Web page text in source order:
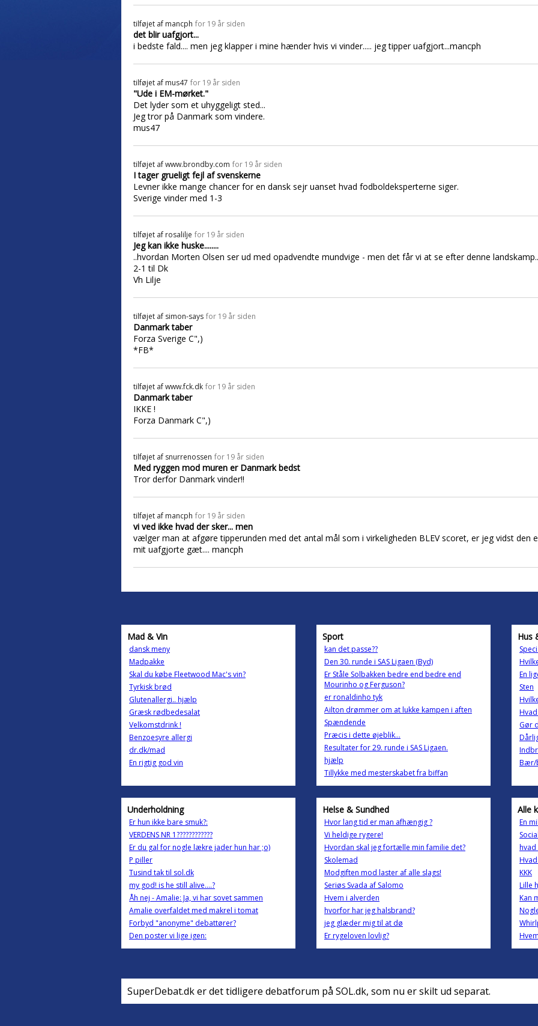
tilføjet af mancph for 19 år siden
det blir uafgjort...
i bedste fald.... men jeg klapper i mine hænder hvis vi vinder..... jeg tipper uafgjort...mancph
tilføjet af mus47 for 19 år siden
"Ude i EM-mørket."
Det lyder som et uhyggeligt sted...
Jeg tror på Danmark som vindere.
mus47
tilføjet afwww.brondby.com for 19 år siden
I tager grueligt fejl af svenskerne
Levner ikke mange chancer for en dansk sejr uanset hvad fodboldeksperterne siger.
Sverige vinder med 1-3
tilføjet af rosalilje for 19 år siden
Jeg kan ikke huske........
..hvordan Morten Olsen ser ud med opadvendte mundvige - men det får vi at se efter denne
2-1 til Dk
Vh Lilje
tilføjet af simon-says for 19 år siden
Danmark taber
Forza Sverige C",)
*FB*
tilføjet afwww.fck.dk for 19 år siden
Danmark taber
IKKE !
Forza Danmark C",)
tilføjet af snurrenossen for 19 år siden
Med ryggen mod muren er Danmark bedst
Tror derfor Danmark vinder!!
tilføjet af mancph for 19 år siden
vi ved ikke hvad der sker... men
vælger man at afgøre tipperunden med det antal mål som i virkeligheden BLEV scoret, er jeg vidst den
mit uafgjorte gæt.... mancph
Mad & Vin
dansk meny
Madpakke
Skal du købe Fleetwood Mac's vin?
Tyrkisk brød
Glutenallergi.. hjælp
Græsk rødbedesalat
Velkomstdrink !
Benzoesyre allergi
dr.dk/mad
En rigtig god vin
Sport
kan det passe??
Den 30. runde i SAS Ligaen (Byd)
Er Ståle Solbakken bedre end bedre end
Mourinho og Ferguson?
er ronaldinho tyk
Ailton drømmer om at lukke kampen i aften
Spændende
Præcis i dette øjeblik...
Resultater for 29. runde i SAS Ligaen.
hjælp
Tillykke med mesterskabet fra biffan
Hus
En
Sten
Gør
Bær/
Underholdning
Er hun ikke bare smuk?:
VERDENS NR 1????????????
Er du gal for nogle lækre jader hun har ;o)
P piller
Tusind tak til sol.dk
my god! is he still alive....?
Åh nej - Amalie: Ja, vi har sovet sammen
Amalie overfaldet med makrel i tomat
Forbyd "anonyme" debattører?
Den poster vi lige igen:
Helse & Sundhed
Hvor lang tid er man afhængig ?
Vi heldige rygere!
Hvordan skal jeg fortælle min familie det?
Skolemad
Modgiften mod laster af alle slags!
Seriøs Svada af Salomo
Hvem i alverden
hvorfor har jeg halsbrand?
jeg glæder mig til at dø
Er rygeloven lovlig?
Alle
En
hvad
KKK
Lille
Kan
SuperDebat.dk er det tidligere debatforum på SOL.dk, som nu er skilt ud separat.